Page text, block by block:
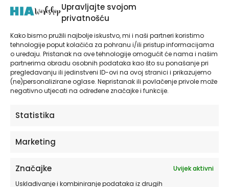
Upravljajte svojom
privatnošću
Kako bismo pružili najbolje iskustvo, mi i naši partneri koristimo
tehnologije poput kolačića za pohranu i/ili pristup informacijama
o uređaju. Pristanak na ove tehnologije omogućit će nama i našim
partnerima obradu osobnih podataka kao što su ponašanje pri
pregledavanju ili jedinstveni ID-ovi na ovoj stranici i prikazujemo
(ne)personalizirane oglase. Nepristanak ili povlačenje privole može
negativno utjecati na određene značajke i funkcije.
Statistika
Marketing
Značajke
Uvijek aktivni
Usklađivanje i kombiniranje podataka iz drugih
ima
varijanti.
Opcije
se
mogu
odabrati
na
stranici